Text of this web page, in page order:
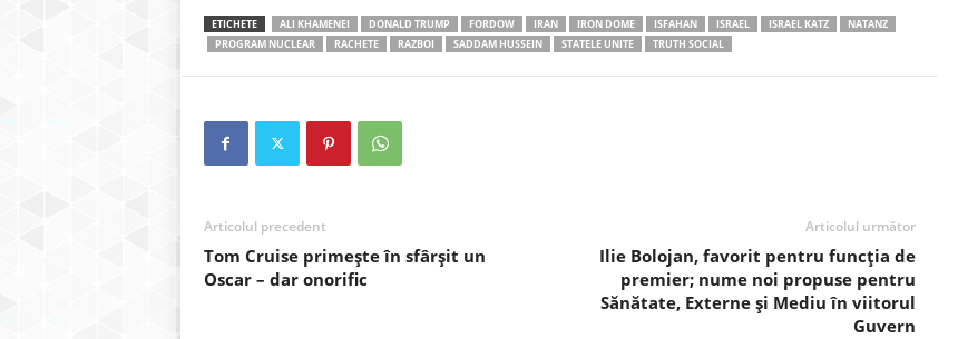
ETICHETE ALI KHAMENEI DONALD TRUMP FORDOW IRAN IRON DOME ISFAHAN ISRAEL ISRAEL KATZ
NATANZ
PROGRAM NUCLEAR
RACHETE RAZBOI SADDAM HUSSEIN STATELE UNITE TRUTH SOCIAL
Articolul precedent
Tom Cruise primește în sfârșit un
Oscar – dar onorific
Articolul următor
Ilie Bolojan, favorit pentru funcția de
premier; nume noi propuse pentru
Sănătate, Externe și Mediu în viitorul
Guvern